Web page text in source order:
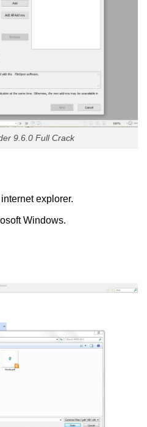
9.6.0 Full Crack
explorer.
Windows.